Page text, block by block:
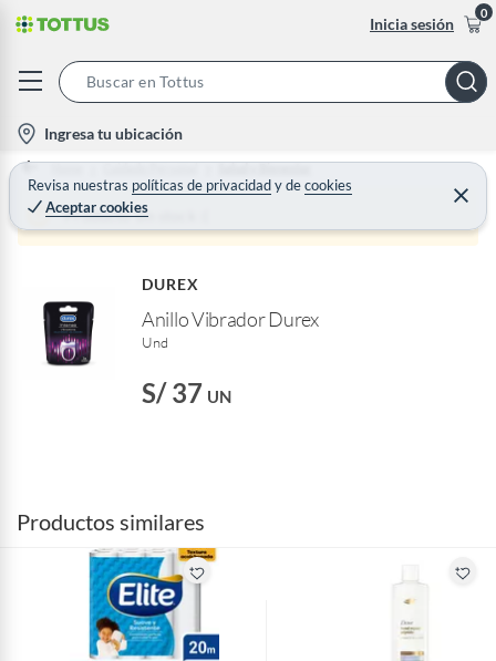
Inicia sesión
0
h
o
t
Ingresa tu ubicación
Revisa nuestras políticas de privacidadydecookies
Aceptar cookies
C
e
r
Home Cuidado Personal Salud y Bienestar
Producto sin stock :(
DUREX
Anillo Vibrador Durex
Und
S/ 37 UN
Productos similares